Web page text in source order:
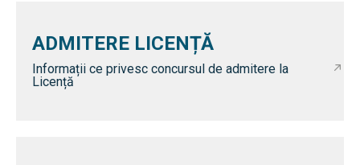
ADMITERE LICENȚĂ
Informații ce privesc concursul de admitere la
Licență